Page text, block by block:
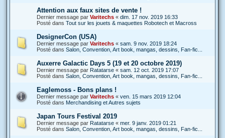
Attention aux faux sites de vente !
Dernier message par Varitechs « dim. 17 nov. 2019 16:33
Posté dans Tout sur les jouets & maquettes Robotech et Macross
DesignerCon (USA)
Dernier message par Varitechs « sam. 9 nov. 2019 18:24
Posté dans Salon, Convention, Art book, mangas, dessins, Fan-fic...
Auxerre Galactic Days 5 (19 et 20 octobre 2019)
Dernier message par Ratatarse « sam. 12 oct. 2019 17:07
Posté dans Salon, Convention, Art book, mangas, dessins, Fan-fic...
Eaglemoss - Bons plans !
Dernier message par Varitechs « ven. 15 mars 2019 12:04
Posté dans Merchandising et Autres sujets
Japan Tours Festival 2019
Dernier message par Ratatarse « mer. 9 janv. 2019 01:21
Posté dans Salon, Convention, Art book, mangas, dessins, Fan-fic...